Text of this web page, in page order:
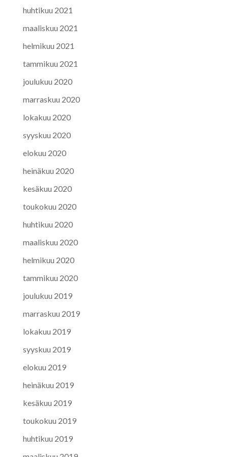
huhtikuu 2021
maaliskuu 2021
helmikuu 2021
tammikuu 2021
joulukuu 2020
marraskuu 2020
lokakuu 2020
syyskuu 2020
elokuu 2020
heinäkuu 2020
kesäkuu 2020
toukokuu 2020
huhtikuu 2020
maaliskuu 2020
helmikuu 2020
tammikuu 2020
joulukuu 2019
marraskuu 2019
lokakuu 2019
syyskuu 2019
elokuu 2019
heinäkuu 2019
kesäkuu 2019
toukokuu 2019
huhtikuu 2019